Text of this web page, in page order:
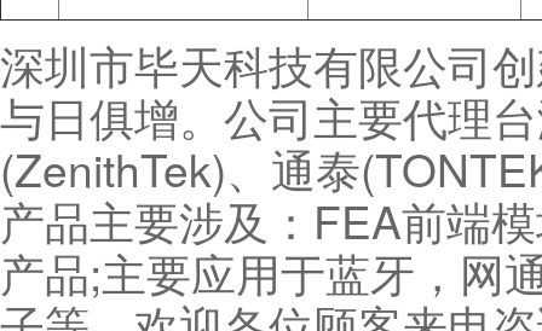
深圳市毕天科技有限公司
与日俱增。公司主要代理
(ZenithTek)、通泰
产品主要涉及：FEA前端
产品;主要应用于蓝牙，网